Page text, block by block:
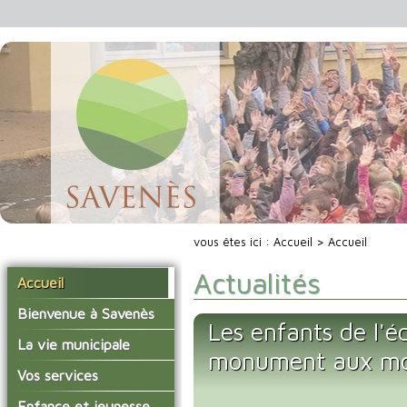
Accueil
Bienvenue à Savenès
Situer Savenès
Savenès en chiffre
L'histoire du village
La vie municipale
Vos élus
Les compte-rendus du
Vos services
La mairie
vous êtes ici : Accueil > Accueil
Actualités
Les enfants de
monument aux